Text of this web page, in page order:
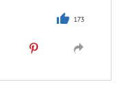
173